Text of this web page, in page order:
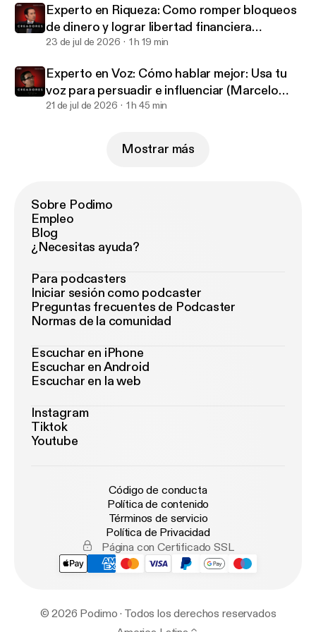
#AmorPropio #RelacionesSanas
#PsicologiaOscura #BanderasRojas
#CreadoresPodcast
Experto en Riqueza: Como romper bloqueos
de dinero y lograr libertad financiera
(Alejandro Cardona)
23 de jul de 2026 1 h 19 min
Experto en Voz: Cómo hablar mejor: Usa tu
voz para persuadir e influenciar (Marcelo
Salazar)
21 de jul de 2026 1 h 45 min
Mostrar más
Sobre Podimo
Empleo
Blog
¿Necesitas ayuda?
Para podcasters
Iniciar sesión como podcaster
Preguntas frecuentes de Podcaster
Normas de la comunidad
Escuchar en iPhone
Escuchar en Android
Escuchar en la web
Instagram
Tiktok
Youtube
Código de conducta
Política de contenido
Términos de servicio
Política de Privacidad
Página con Certificado SSL
© 2026 Podimo · Todos los derechos reservados